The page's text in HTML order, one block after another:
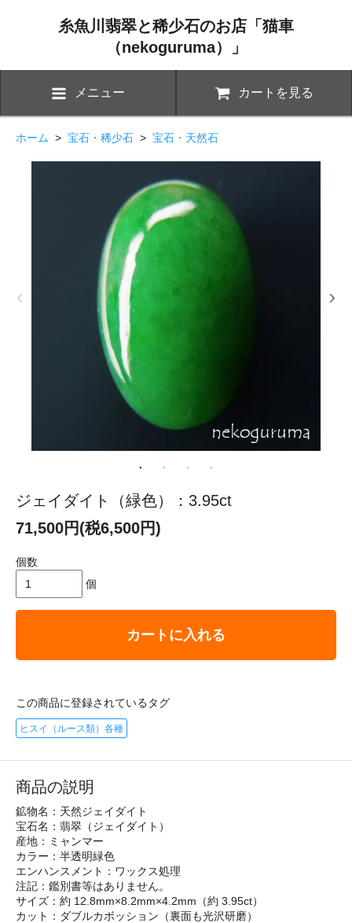
糸魚川翡翠と稀少石のお店「猫車
（nekoguruma）」
メニュー カートを見る
ホーム > 宝石・稀少石 > 宝石・天然石
ジェイダイト（緑色）：3.95ct
71,500円(税6,500円)
個数
個
カートに入れる
この商品に登録されているタグ
ヒスイ（ルース類）各種
商品の説明
鉱物名：天然ジェイダイト
宝石名：翡翠（ジェイダイト）
産地：ミャンマー
カラー：半透明緑色
エンハンスメント：ワックス処理
注記：鑑別書等はありません。
サイズ：約 12.8mm×8.2mm×4.2mm（約 3.95ct）
カット：ダブルカボッション（裏面も光沢研磨）